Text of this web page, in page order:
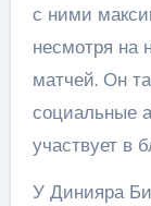
с ними
несмотря на
матчей. Он
социальные
участвует в
У Динияра